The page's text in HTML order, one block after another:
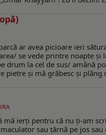
ar avea picioare ieri
se vede printre noapte
drum la cel de sus/ amână
pietre şi mă grăbesc şi
mă ierţi pentru că nu ţi-am
sau ţărnă pe jos